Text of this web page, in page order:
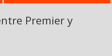
Premier y